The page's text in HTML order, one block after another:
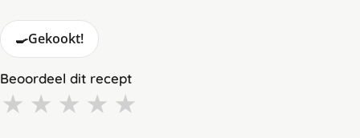
🍳Gekookt!
Beoordeel dit recept
★ ★ ★ ★ ★